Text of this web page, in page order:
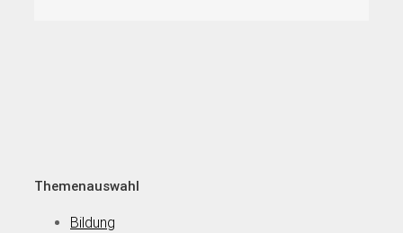
Themenauswahl
Bildung